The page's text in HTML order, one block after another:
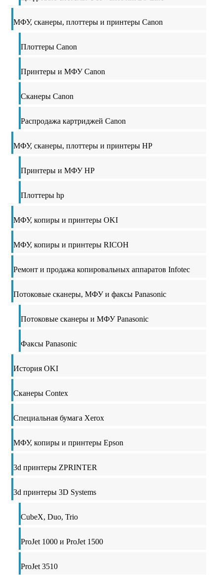
МФУ, сканеры, плоттеры и принтеры Canon
Плоттеры Canon
Принтеры и МФУ Canon
Сканеры Canon
Распродажа картриджей Canon
МФУ, сканеры, плоттеры и принтеры HP
Принтеры и МФУ HP
Плоттеры hp
МФУ, копиры и принтеры OKI
МФУ, копиры и принтеры RICOH
Ремонт и продажа копировальных аппаратов Infotec
Потоковые сканеры, МФУ и факсы Panasonic
Потоковые сканеры и МФУ Panasonic
Факсы Panasonic
История OKI
Сканеры Contex
Специальная бумага Xerox
МФУ, копиры и принтеры Epson
3d принтеры ZPRINTER
3d принтеры 3D Systems
CubeX, Duo, Trio
ProJet 1000 и ProJet 1500
ProJet 3510